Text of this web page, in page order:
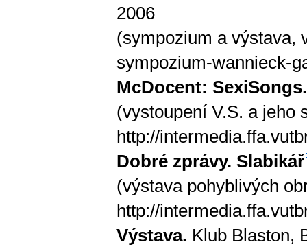
2006
(sympozium a výstava,
sympozium-wannieck-
McDocent: SexiSongs.
(vystoupení V.S. a jeho
http://
Dobré zprávy. Slabikář
(výstava pohyblivých
http://
Výstava. Klub Blaston,